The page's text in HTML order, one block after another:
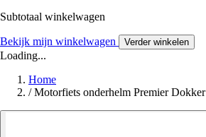
Subtotaal winkelwagen
Bekijk mijn winkelwagen Verder winkelen
Loading...
Home
/ Motorfiets onderhelm Premier Dokker